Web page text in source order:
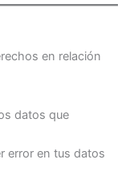
en relación
datos que
error en tus datos